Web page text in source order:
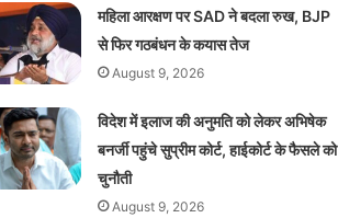
महिला आरक्षण पर SAD ने बदला रुख, BJP
से फिर गठबंधन के कयास तेज
August 9, 2026
विदेश में इलाज की अनुमति को लेकर अभिषेक
बनर्जी पहुंचे सुप्रीम कोर्ट, हाईकोर्ट के फैसले को
चुनौती
August 9, 2026